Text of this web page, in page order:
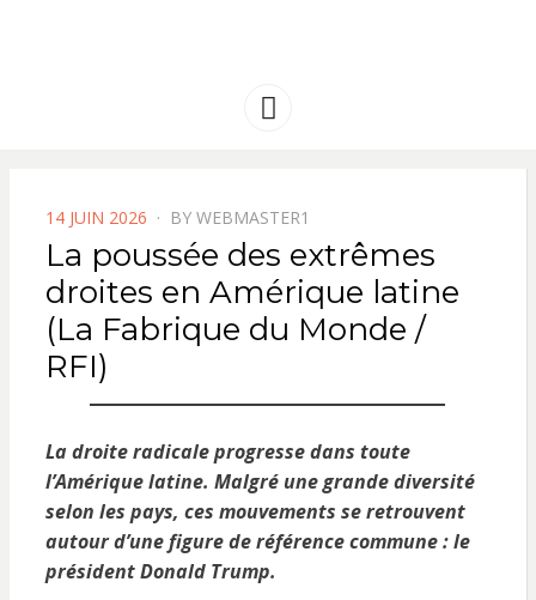
AMERIQUE
Menu
POSTED
ON
14 JUIN 2026 BY WEBMASTER1
La poussée des extrêmes
droites en Amérique latine
(La Fabrique du Monde /
RFI)
La droite radicale progresse dans toute
l’Amérique latine. Malgré une grande diversité
selon les pays, ces mouvements se retrouvent
autour d’une figure de référence commune : le
président Donald Trump.